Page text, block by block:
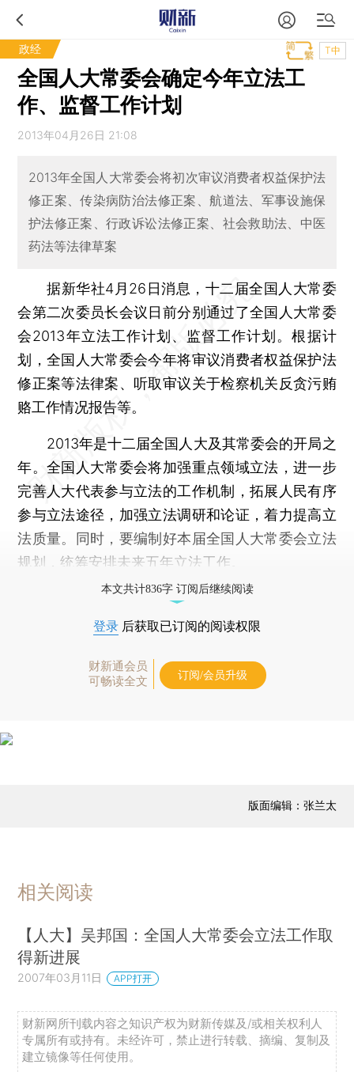
政经 T中
全国人大常委会确定今年立法工
作、监督工作计划
2013年04月26日 21:08
2013年全国人大常委会将初次审议消费者权益保护法
修正案、传染病防治法修正案、航道法、军事设施保
护法修正案、行政诉讼法修正案、社会救助法、中医
药法等法律草案
据新华社4月26日消息，十二届全国人大常委
会第二次委员长会议日前分别通过了全国人大常委
会2013年立法工作计划、监督工作计划。根据计
划，全国人大常委会今年将审议消费者权益保护法
修正案等法律案、听取审议关于检察机关反贪污贿
赂工作情况报告等。
2013年是十二届全国人大及其常委会的开局之
年。全国人大常委会将加强重点领域立法，进一步
完善人大代表参与立法的工作机制，拓展人民有序
参与立法途径，加强立法调研和论证，着力提高立
法质量。同时，要编制好本届全国人大常委会立法
规划，统筹安排未来五年立法工作。
本文共计836字 订阅后继续阅读
登录 后获取已订阅的阅读权限
财新通会员
可畅读全文
订阅/会员升级
版面编辑：张兰太
相关阅读
【人大】吴邦国：全国人大常委会立法工作取
得新进展
2007年03月11日 APP打开
财新网所刊载内容之知识产权为财新传媒及/或相关权利人
专属所有或持有。未经许可，禁止进行转载、摘编、复制及
建立镜像等任何使用。